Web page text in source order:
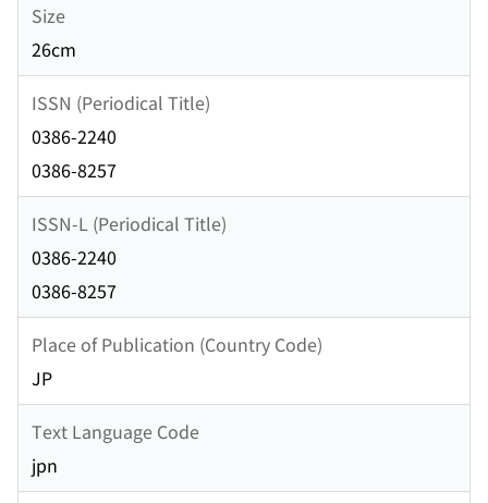
Size
26cm
ISSN (Periodical Title)
0386-2240
0386-8257
ISSN-L (Periodical Title)
0386-2240
0386-8257
Place of Publication (Country Code)
JP
Text Language Code
jpn